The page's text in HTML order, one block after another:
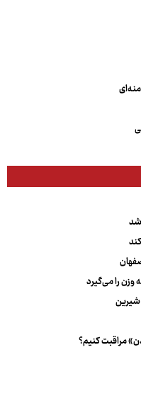
شد
مراقبت کنیم؟